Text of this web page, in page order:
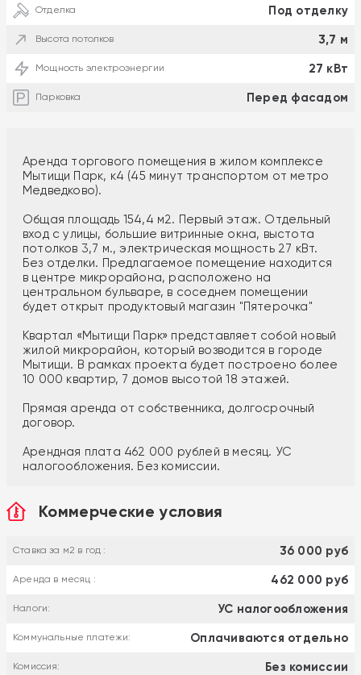
Отделка Под отделку
Высота потолков 3,7 м
Мощность электроэнергии 27 кВт
Парковка Перед фасадом
Аренда торгового помещения в жилом комплексе
Мытищи Парк, к4 (45 минут транспортом от метро
Медведково).
Общая площадь 154,4 м2. Первый этаж. Отдельный
вход с улицы, большие витринные окна, выстота
потолков 3,7 м., электрическая мощность 27 кВт.
Без отделки. Предлагаемое помещение находится
в центре микрорайона, расположено на
центральном бульваре, в соседнем помещении
будет открыт продуктовый магазин "Пятерочка"
Квартал «Мытищи Парк» представляет собой новый
жилой микрорайон, который возводится в городе
Мытищи. В рамках проекта будет построено более
10 000 квартир, 7 домов высотой 18 этажей.
Прямая аренда от собственника, долгосрочный
договор.
Арендная плата 462 000 рублей в месяц. УС
налогообложения. Без комиссии.
Коммерческие условия
Ставка за м2 в год : 36 000 руб
Аренда в месяц : 462 000 руб
Налоги: УС налогообложения
Коммунальные платежи: Оплачиваются отдельно
Комиссия: Без комиссии